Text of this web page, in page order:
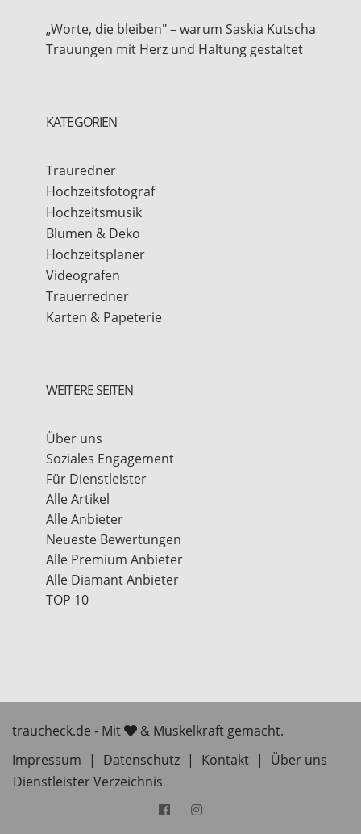
„Worte, die bleiben" – warum Saskia Kutscha
Trauungen mit Herz und Haltung gestaltet
KATEGORIEN
Trauredner
Hochzeitsfotograf
Hochzeitsmusik
Blumen & Deko
Hochzeitsplaner
Videografen
Trauerredner
Karten & Papeterie
WEITERE SEITEN
Über uns
Soziales Engagement
Für Dienstleister
Alle Artikel
Alle Anbieter
Neueste Bewertungen
Alle Premium Anbieter
Alle Diamant Anbieter
TOP 10
traucheck.de - Mit
& Muskelkraft gemacht.
Impressum
| Datenschutz | Kontakt |
Über uns
Dienstleister Verzeichnis